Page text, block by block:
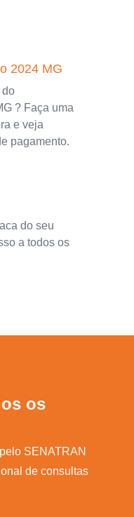
2024 MG
do
? Faça uma
e veja
pagamento.
do seu
a todos os
os
SENATRAN
de consultas